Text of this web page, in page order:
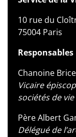
10 rue du
75004 Paris
Responsables
Chanoine
Vicaire
sociétés de
Père Albert
Délégué de